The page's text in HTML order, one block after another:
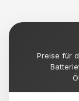
Preise für